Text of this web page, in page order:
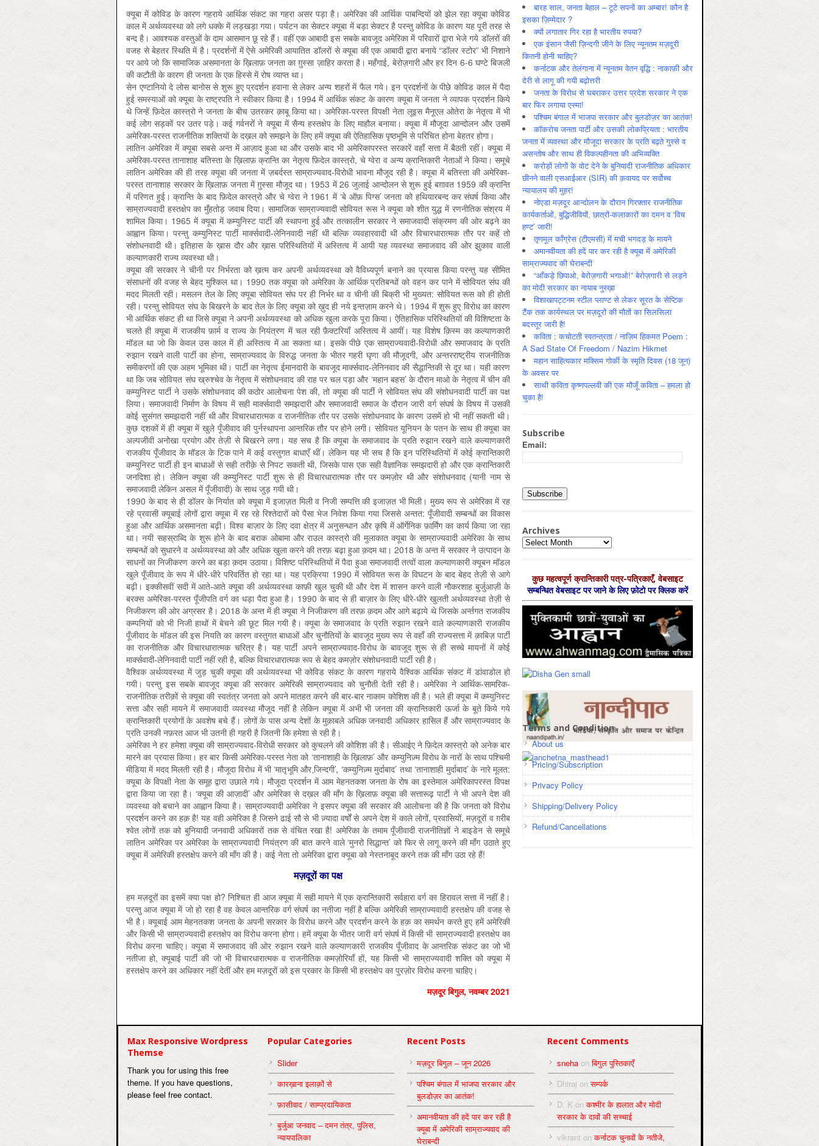
क्यूबा में कोविड के कारण गहराये आर्थिक संकट का गहरा असर पड़ा है। अमेरिका की आर्थिक पाबन्दियों को झेल रहा क्यूबा कोविड
काल में अर्थव्यवस्था को लगे धक्के में लड़खड़ा गया। पर्यटन का सेक्टर क्यूबा में बड़ा सेक्टर है परन्तु कोविड के कारण यह पूरी तरह से
बन्द है। आवश्यक वस्तुओं के दाम आसमान छू रहे हैं। वहीं एक आबादी इस सबके बावजूद अमेरिका में परिवारों द्वारा भेजे गये डॉलरों की
वजह से बेहतर स्थिति में है। प्रदर्शनों में ऐसे अमेरिकी आयातित डॉलरों से क्यूबा की एक आबादी द्वारा बनाये “डॉलर स्टोर” भी निशाने
पर आये जो कि सामाजिक असमानता के ख़िलाफ़ जनता का ग़ुस्सा ज़ाहिर करता है। महँगाई, बेरोज़गारी और हर दिन 6-6 घण्टे बिजली
की कटौती के कारण ही जनता के एक हिस्से में रोष व्याप्त था।
सेन एण्टानियो दे लोस बानोस से शुरू हुए प्रदर्शन हवाना से लेकर अन्य शहरों में फैल गये। इन प्रदर्शनों के पीछे कोविड काल में पैदा
हुई समस्याओं को क्यूबा के राष्ट्रपति ने स्वीकार किया है। 1994 में आर्थिक संकट के कारण क्यूबा में जनता ने व्यापक प्रदर्शन किये
थे जिन्हें फ़िदेल कास्त्रो ने जनता के बीच उतरकर क़ाबू किया था। अमेरिका-परस्त विपक्षी नेता लूइस मैनूएल ओतेरा के नेतृत्व में भी
कई लोग सड़कों पर उतर पड़े। कई गर्वनरों ने क्यूबा में सैन्य हस्तक्षेप के लिए माहौल बनाया। क्यूबा में मौजूदा आन्दोलन और उसमें
अमेरिका-परस्त राजनीतिक शक्तियों के दख़ल को समझने के लिए हमें क्यूबा की ऐतिहासिक पृष्ठभूमि से परिचित होना बेहतर होगा।
लातिन अमेरिका में क्यूबा सबसे अन्त में आज़ाद हुआ था और उसके बाद भी अमेरिकापरस्त सरकारें वहाँ सत्ता में बैठती रहीं। क्यूबा में
अमेरिका-परस्त तानाशाह बतिस्ता के ख़िलाफ़ क्रान्ति का नेतृत्व फ़िदेल कास्त्रो, चे ग्वेरा व अन्य क्रान्तिकारी नेताओं ने किया। समूचे
लातिन अमेरिका की ही तरह क्यूबा की जनता में ज़बर्दस्त साम्राज्यवाद-विरोधी भावना मौजूद रही है। क्यूबा में बतिस्ता की अमेरिका-
परस्त तानाशाह सरकार के ख़िलाफ़ जनता में ग़ुस्सा मौजूद था। 1953 में 26 जुलाई आन्दोलन से शुरू हुई बग़ावत 1959 की क्रान्ति
में परिणत हुई। क्रान्ति के बाद फ़िदेल कास्त्रो और चे ग्वेरा ने 1961 में ‘बे ऑफ़ पिग्स’ जनता को हथियारबन्द कर संघर्ष किया और
साम्राज्यवादी हस्तक्षेप का मुँहतोड़ जवाब दिया। सामाजिक साम्राज्यवादी सोवियत रूस ने क्यूबा को शीत युद्ध में रणनीतिक संश्रय में
शामिल किया। 1965 में क्यूबा में कम्युनिस्ट पार्टी की स्थापना हुई और तत्कालीन सरकार ने समाजवादी संक्रमण की ओर बढ़ने का
आह्वान किया। परन्तु कम्युनिस्ट पार्टी मार्क्सवादी-लेनिनवादी नहीं थी बल्कि व्यवहारवादी थी और विचारधारात्मक तौर पर कहें तो
संशोधनवादी थी। इतिहास के ख़ास दौर और ख़ास परिस्थितियों में अस्तित्व में आयी यह व्यवस्था समाजवाद की ओर झुकाव वाली
कल्याणकारी राज्य व्यवस्था थी।
क्यूबा की सरकार ने चीनी पर निर्भरता को ख़त्म कर अपनी अर्थव्यवस्था को वैविध्यपूर्ण बनाने का प्रयास किया परन्तु यह सीमित
संसाधनों की वजह से बेहद मुश्किल था। 1990 तक क्यूबा को अमेरिका के आर्थिक प्रतिबन्धों को वहन कर पाने में सोवियत संघ की
मदद मिलती रही। मसलन तेल के लिए क्यूबा सोवियत संघ पर ही निर्भर था व चीनी की बिक्री भी मुख्यत: सोवियत रूस को ही होती
रही। परन्तु सोवियत संघ के बिखरने के बाद तेल के लिए क्यूबा को ख़ुद ही नये इन्तज़ाम करने थे। 1994 में शुरू हुए विरोध का कारण
भी आर्थिक संकट ही था जिसे क्यूबा ने अपनी अर्थव्यवस्था को अधिक खुला करके पूरा किया। ऐतिहासिक परिस्थितियों की विशिष्टता के
चलते ही क्यूबा में राजकीय फ़ार्म व राज्य के नियंत्रण में चल रही फ़ैक्टरियाँ अस्तित्व में आयीं। यह विशेष क़िस्म का कल्याणकारी
मॉडल था जो कि केवल उस काल में ही अस्तित्व में आ सकता था। इसके पीछे एक साम्राज्यवादी-विरोधी और समाजवाद के प्रति
रुझान रखने वाली पार्टी का होना, साम्राज्यवाद के विरुद्ध जनता के भीतर गहरी घृणा की मौजूदगी, और अन्तरराष्ट्रीय राजनीतिक
समीकरणों की एक अहम भूमिका थी। पार्टी का नेतृत्व ईमानदारी के बावजूद मार्क्सवाद-लेनिनवाद की सैद्धान्तिकी से दूर था। यही कारण
था कि जब सोवियत संघ ख्रुश्चेव के नेतृत्व में संशोधनवाद की राह पर चल पड़ा और ‘महान बहस’ के दौरान माओ के नेतृत्व में चीन की
कम्युनिस्ट पार्टी ने उसके संशोधनवाद की कठोर आलोचना पेश की, तो क्यूबा की पार्टी ने सोवियत संघ की संशोधनवादी पार्टी का पक्ष
लिया। समाजवादी निर्माण के विषय में सही मार्क्सवादी समझदारी और समाजवादी समाज के दौरान जारी वर्ग संघर्ष के विषय में उसकी
कोई सुसंगत समझदारी नहीं थी और विचारधारात्मक व राजनीतिक तौर पर उसके संशोधनवाद के कारण उसमें हो भी नहीं सकती थी।
कुछ दशकों में ही क्यूबा में खुले पूँजीवाद की पुर्नस्थापना आन्तरिक तौर पर होने लगी। सोवियत यूनियन के पतन के साथ ही क्यूबा का
अल्पजीवी अनोखा प्रयोग और तेज़ी से बिखरने लगा। यह सच है कि क्यूबा के समाजवाद के प्रति रुझान रखने वाले कल्याणकारी
राजकीय पूँजीवाद के मॉडल के टिक पाने में कई वस्तुगत बाधाएँ थीं। लेकिन यह भी सच है कि इन परिस्थितियों में कोई क्रान्तिकारी
कम्युनिस्ट पार्टी ही इन बाधाओं से सही तरीक़े से निपट सकती थी, जिसके पास एक सही वैज्ञानिक समझदारी हो और एक क्रान्तिकारी
जनदिशा हो। लेकिन क्यूबा की कम्युनिस्ट पार्टी शुरू से ही विचारधारात्मक तौर पर कमज़ोर थी और संशोधनवाद (यानी नाम से
समाजवादी लेकिन असल में पूँजीवादी) के साथ जुड़ गयी थी।
1990 के बाद से ही डॉलर के निर्यात को क्यूबा में इजाज़त मिली व निजी सम्पत्ति की इजाज़त भी मिली। मुख्य रूप से अमेरिका में रह
रहे प्रवासी क्यूबाई लोगों द्वारा क्यूबा में रह रहे रिश्तेदारों को पैसा भेज निवेश किया गया जिससे अन्तत: पूँजीवादी सम्बन्धों का विकास
हुआ और आर्थिक असमानता बढ़ी। विश्व बाज़ार के लिए दवा क्षेत्र में अनुसन्धान और कृषि में ऑर्गेनिक फ़ार्मिंग का कार्य किया जा रहा
था। नयी सहस्राब्दि के शुरू होने के बाद बराक ओबामा और राउल कास्त्रो की मुलाकात क्यूबा के साम्राज्यवादी अमेरिका के साथ
सम्बन्धों को सुधारने व अर्थव्यवस्था को और अधिक खुला करने की तरफ़ बढ़ा हुआ क़दम था। 2018 के अन्त में सरकार ने उत्पादन के
साधनों का निजीकरण करने का बड़ा क़दम उठाया। विशिष्ट परिस्थितियों में पैदा हुआ समाजवादी तत्वों वाला कल्याणकारी क्यूबन मॉडल
खुले पूँजीवाद के रूप में धीरे-धीरे परिवर्तित हो रहा था। यह प्रक्रिया 1990 में सोवियत रूस के विघटन के बाद बेहद तेज़ी से आगे
बढ़ी। इक्कीसवीं सदी में आते-आते क्यूबा की अर्थव्यवस्था काफ़ी खुल चुकी थी और देश में शासन करने वाली नौकरशाह बुर्जुआज़ी के
बरक्स अमेरिका-परस्त पूँजीपति वर्ग का धड़ा पैदा हुआ है। 1990 के बाद से ही बाज़ार के लिए धीरे-धीरे खुलती अर्थव्यवस्था तेज़ी से
निजीकरण की ओर अग्रसर है। 2018 के अन्त में ही क्यूबा ने निजीकरण की तरफ़ क़दम और आगे बढ़ाये थे जिसके अर्न्तगत राजकीय
कम्पनियों को भी निजी हाथों में बेचने की छूट मिल गयी है। क्यूबा के समाजवाद के प्रति रुझान रखने वाले कल्याणकारी राजकीय
पूँजीवाद के मॉडल की इस नियति का कारण वस्तुगत बाधाओं और चुनौतियों के बावजूद मुख्य रूप से वहाँ की राज्यसत्ता में क़ाबिज़ पार्टी
का राजनीतिक और विचारधारात्मक चरित्र है। यह पार्टी अपने साम्राज्यवाद-विरोध के बावजूद शुरू से ही सच्चे मायनों में कोई
मार्क्सवादी-लेनिनवादी पार्टी नहीं रही है, बल्कि विचारधारात्मक रूप से बेहद कमज़ोर संशोधनवादी पार्टी रही है।
वैश्विक अर्थव्यवस्था में जुड़ चुकी क्यूबा की अर्थव्यवस्था भी कोविड संकट के कारण गहराये वैश्विक आर्थिक संकट में डांवाडोल हो
गयी। परन्तु इस सबके बावजूद क्यूबा की सरकार अमेरिकी साम्राज्यवाद को चुनौती देती रही है। अमेरिका ने आर्थिक-सामरिक-
राजनीतिक तरीक़ों से क्यूबा की स्वतंत्र जनता को अपने मातहत करने की बार-बार नाकाम कोशिश की है। भले ही क्यूबा में कम्युनिस्ट
सत्ता और सही मायने में समाजवादी व्यवस्था मौजूद नहीं है लेकिन क्यूबा में अभी भी जनता की क्रान्तिकारी ऊर्जा के बूते किये गये
क्रान्तिकारी प्रयोगों के अवशेष बचे हैं। लोगों के पास अन्य देशों के मुक़ाबले अधिक जनवादी अधिकार हासिल हैं और साम्राज्यवाद के
प्रति उनकी नफ़रत आज भी उतनी ही गहरी है जितनी कि हमेशा से रही है।
अमेरिका ने हर हमेशा क्यूबा की साम्राज्यवाद-विरोधी सरकार को कुचलने की कोशिश की है। सीआईए ने फ़िदेल कास्त्रो को अनेक बार
मारने का प्रयास किया। हर बार किसी अमेरिका-परस्त नेता को ‘तानाशाही के ख़िलाफ़’ और कम्युनिज़्म विरोध के नारों के साथ पश्चिमी
मीडिया में मदद मिलती रही है। मौजूदा विरोध में भी ‘मातृभूमि और जि़न्दगी’, ‘कम्युनिज़्म मुर्दाबाद’ तथा ‘तानाशाही मुर्दाबाद’ के नारे मूलत:
क्यूबा के विपक्षी नेता के समूह द्वारा उछाले गये। मौजूदा प्रदर्शन में आम मेहनतकश जनता के रोष का इस्तेमाल अमेरिकापरस्त विपक्ष
द्वारा किया जा रहा है। ‘क्यूबा की आज़ादी’ और अमेरिका से दख़ल की माँग के ख़िलाफ़ क्यूबा की सत्तारूढ़ पार्टी ने भी अपने देश की
व्यवस्था को बचाने का आह्वान किया है। साम्राज्यवादी अमेरिका ने इसपर क्यूबा की सरकार की आलोचना की है कि जनता को विरोध
प्रदर्शन करने का हक़ है! यह वही अमेरिका है जिसने ढाई सौ से भी ज़्यादा वर्षों से अपने देश में काले लोगों, प्रवासियों, मज़दूरों व ग़रीब
श्वेत लोगों तक को बुनियादी जनवादी अधिकारों तक से वंचित रखा है! अमेरिका के तमाम पूँजीवादी राजनीतिज्ञों ने बाइडेन से समूचे
लातिन अमेरिका पर अमेरिका के साम्राज्यवादी नियंत्रण की बात करने वाले ‘मुनरो सिद्धान्त’ को फिर से लागू करने की माँग उठाते हुए
क्यूबा में अमेरिकी हस्तक्षेप करने की माँग की है। कई नेता तो अमेरिका द्वारा क्यूबा को नेस्तनाबूद करने तक की माँग उठा रहे हैं!
मज़दूरों का पक्ष
हम मज़दूरों का इसमें क्या पक्ष हो? निश्चित ही आज क्यूबा में सही मायने में एक क्रान्तिकारी सर्वहारा वर्ग का हिरावल सत्ता में नहीं है।
परन्तु आज क्यूबा में जो हो रहा है वह केवल आन्तरिक वर्ग संघर्ष का नतीजा नहीं है बल्कि अमेरिकी साम्राज्यवादी हस्तक्षेप की वजह से
भी है। क्यूबाई आम मेहनतकश जनता के अपनी सरकार के विरोध करने और प्रदर्शन करने के हक़ का समर्थन करते हुए हमें अमेरिकी
और किसी भी साम्राज्यवादी हस्तक्षेप का विरोध करना होगा। हमें क्यूबा के भीतर जारी वर्ग संघर्ष में किसी भी साम्राज्यवादी हस्तक्षेप का
विरोध करना चाहिए। क्यूबा में समाजवाद की ओर रुझान रखने वाले कल्याणकारी राजकीय पूँजीवाद के आन्तरिक संकट का जो भी
नतीजा हो, क्यूबाई पार्टी की जो भी विचारधारात्मक व राजनीतिक कमज़ोरियाँ हों, यह किसी भी साम्राज्यवादी शक्ति को क्यूबा में
हस्तक्षेप करने का अधिकार नहीं देतीं और हम मज़दूरों को इस प्रकार के किसी भी हस्तक्षेप का पुरज़ोर विरोध करना चाहिए।
मज़दूर बिगुल, नवम्बर 2021
बारह साल, जनता बेहाल – टूटे सपनों का अम्बार! कौन है
इसका ज़िम्मेदार ?
क्यों लगातार गिर रहा है भारतीय रुपया?
एक इंसान जैसी ज़िन्दगी जीने के लिए न्यूनतम मज़दूरी
कितनी होनी चाहिए?
कर्नाटक और तेलंगाना में न्यूनतम वेतन वृद्धि : नाकाफ़ी और
देरी से लागू की गयी बढ़ोत्तरी
जनता के विरोध से घबराकर उत्तर प्रदेश सरकार ने एक
बार फिर लगाया एस्मा!
पश्चिम बंगाल में भाजपा सरकार और बुलडोज़र का आतंक!
कॉकरोच जनता पार्टी और उसकी लोकप्रियता : भारतीय
जनता में व्‍यवस्‍था और मौजूदा सरकार के प्रति बढ़ते गुस्‍से व
असन्‍तोष और साथ ही विकल्‍पहीनता की अभिव्‍यक्ति
करोड़ों लोगों के वोट देने के बुनियादी राजनीतिक अधिकार
छीनने वाली एसआईआर (SIR) की क़वायद पर सर्वोच्च
न्यायालय की मुहर!
नोएडा मज़दूर आन्दोलन के दौरान गिरफ़्तार राजनीतिक
कार्यकर्ताओं, बुद्धिजीवियों, छात्रों-कलाकारों का दमन व ‘विच
हण्ट’ जारी!
तृणमूल काँग्रेस (टीएमसी) में मची भगदड़ के मायने
अमानवीयता की हदें पार कर रही है क्यूबा में अमेरिकी
साम्राज्यवाद की घेराबन्दी
“आँकड़े छिपाओ, बेरोज़गारी भगाओ!” बेरोज़गारी से लड़ने
का मोदी सरकार का नायाब नुस्ख़ा
विशाखापट्टनम स्टील प्लाण्ट से लेकर सूरत के सेप्टिक
टैंक तक कार्यस्थल पर मज़दूरों की मौतों का सिलसिला
बदस्तूर जारी है!
कविता : कचोटती स्वतन्त्रता / नाज़िम हिकमत Poem :
A Sad State Of Freedom / Nazim Hikmet
महान साहित्यकार मक्सिम गोर्की के स्मृति दिवस (18 जून)
के अवसर पर
साथी कविता कृष्णपल्लवी की एक मौजूँ कविता – हमला हो
चुका है!
Subscribe
Email:
Archives
Archives
कुछ महत्‍वपूर्ण क्रान्तिकारी पत्र-पत्रिकाएँ, वेबसाइट
सम्‍बन्धित वेबसाइट पर जाने के लिए फ़ोटो पर क्लिक करें
Terms and Condition
About us
Pricing/Subscription
Privacy Policy
Shipping/Delivery Policy
Refund/Cancellations
Max Responsive Wordpress
Themse
Thank you for using this free
theme. If you have questions,
please feel free contact.
Popular Categories
Slider
कारख़ाना इलाक़ों से
फ़ासीवाद / साम्‍प्रदायिकता
बुर्जुआ जनवाद – दमन तंत्र, पुलिस,
न्‍यायपालिका
Recent Posts
मज़दूर बिगुल – जून 2026
पश्चिम बंगाल में भाजपा सरकार और
बुलडोज़र का आतंक!
अमानवीयता की हदें पार कर रही है
क्यूबा में अमेरिकी साम्राज्यवाद की
घेराबन्दी
Recent Comments
snehaonबिगुल पुस्तिकाएँ
Dhiraj onसम्पर्क
D. K onकश्मीर के हालात और मोदी
सरकार के दावों की सच्चाई
vikrant onकर्नाटक चुनावों के नतीजे,